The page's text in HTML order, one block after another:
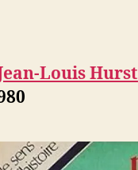
Louis Hurst